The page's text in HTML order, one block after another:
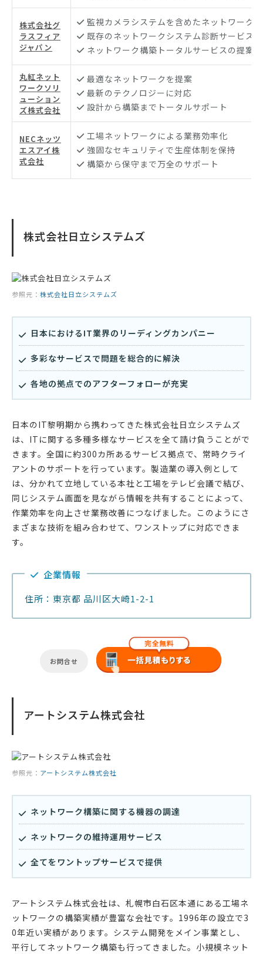
株式会社グ
ラスフィア
ジャパン
監視カメラシステムを含めたネットワーク
既存のネットワークシステム診断サービス
ネットワーク構築トータルサービスの提案
丸紅ネット
ワークソリ
ューション
ズ株式会社
最適なネットワークを提案
最新のテクノロジーに対応
設計から構築までトータルサポート
NECネッツ
エスアイ株
式会社
工場ネットワークによる業務効率化
強固なセキュリティで生産体制を保持
構築から保守まで万全のサポート
株式会社日立システムズ
参照元： 株式会社日立システムズ
日本におけるIT業界のリーディングカンパニー
多彩なサービスで問題を総合的に解決
各地の拠点でのアフターフォローが充実
日本のIT黎明期から携わってきた株式会社日立システムズ
は、ITに関する多種多様なサービスを全て請け負うことがで
きます。全国に約300カ所あるサービス拠点で、常時クライ
アントのサポートを行っています。製造業の導入例として
は、分かれて立地している本社と工場をテレビ会議で結び、
同じシステム画面を見ながら情報を共有することによって、
作業効率を向上させ業務改善につなげました。このようにさ
まざまな技術を組み合わせて、ワンストップに対応できま
す。
企業情報
住所：東京都 品川区大崎1-2-1
お問合せ
アートシステム株式会社
参照元： アートシステム株式会社
ネットワーク構築に関する機器の調達
ネットワークの維持運用サービス
全てをワントップサービスで提供
アートシステム株式会社は、札幌市白石区本通にある工場ネ
ットワークの構築実績が豊富な会社です。1996年の設立で3
0年近い実績があります。システム開発をメイン事業とし、
平行してネットワーク構築も行ってきました。小規模ネット